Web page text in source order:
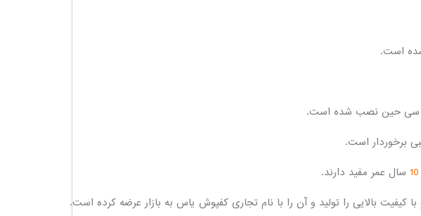
است.
سی حین نصب شده است.
برخوردار است.
10 سال عمر مفید دارند.
بالایی را تولید و آن را با نام تجاری کفپوش یاس به بازار عرضه کرده است.